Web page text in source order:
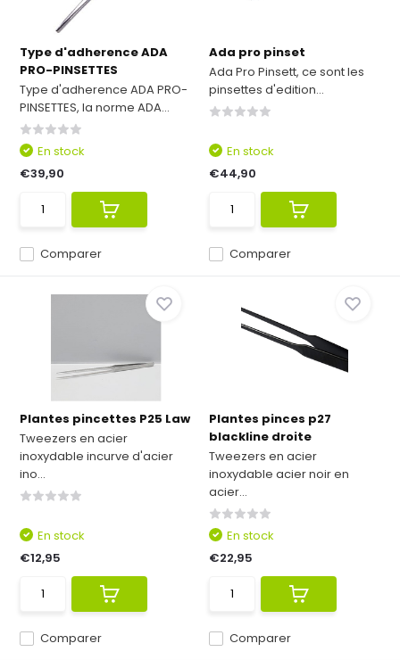
Type d'adherence ADA
PRO-PINSETTES
Type d'adherence ADA PRO-
PINSETTES, la norme ADA...
Comparer
En stock
€39,90
Ada pro pinset
Ada Pro Pinsett, ce sont les
pinsettes d'edition...
Comparer
En stock
€44,90
Plantes pincettes P25 Law
Tweezers en acier
inoxydable incurve d'acier
ino...
Comparer
En stock
€12,95
Plantes pinces p27
blackline droite
Tweezers en acier
inoxydable acier noir en
acier...
Comparer
En stock
€22,95